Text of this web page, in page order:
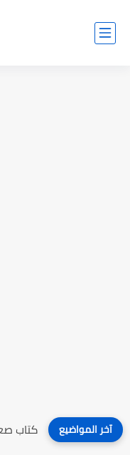
آخر المواضيع كتاب